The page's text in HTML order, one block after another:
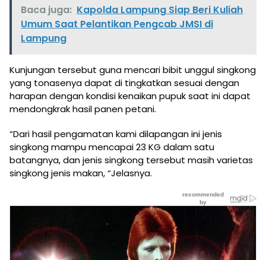
Baca juga: Kapolda Lampung Siap Beri Kuliah
Umum Saat Pelantikan Pengcab JMSI di
Lampung
Kunjungan tersebut guna mencari bibit unggul singkong
yang tonasenya dapat di tingkatkan sesuai dengan
harapan dengan kondisi kenaikan pupuk saat ini dapat
mendongkrak hasil panen petani.
“Dari hasil pengamatan kami dilapangan ini jenis
singkong mampu mencapai 23 KG dalam satu
batangnya, dan jenis singkong tersebut masih varietas
singkong jenis makan, “Jelasnya.